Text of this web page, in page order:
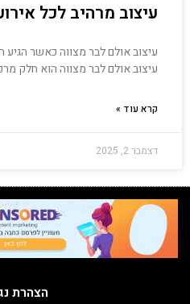
עיצוב מרהיב לכל
עיצוב אולם לבר מצווה כאשר הגיע
עיצוב אולם לבר מצווה הוא חלק
קרא עוד »
דצמבר 2, 2025
הצהרת